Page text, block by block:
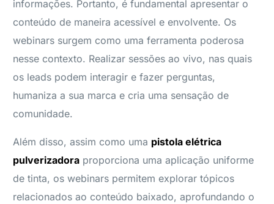
informações. Portanto, é fundamental apresentar o
conteúdo de maneira acessível e envolvente. Os
webinars surgem como uma ferramenta poderosa
nesse contexto. Realizar sessões ao vivo, nas quais
os leads podem interagir e fazer perguntas,
humaniza a sua marca e cria uma sensação de
comunidade.
Além disso, assim como uma pistola elétrica
pulverizadora proporciona uma aplicação uniforme
de tinta, os webinars permitem explorar tópicos
relacionados ao conteúdo baixado, aprofundando o